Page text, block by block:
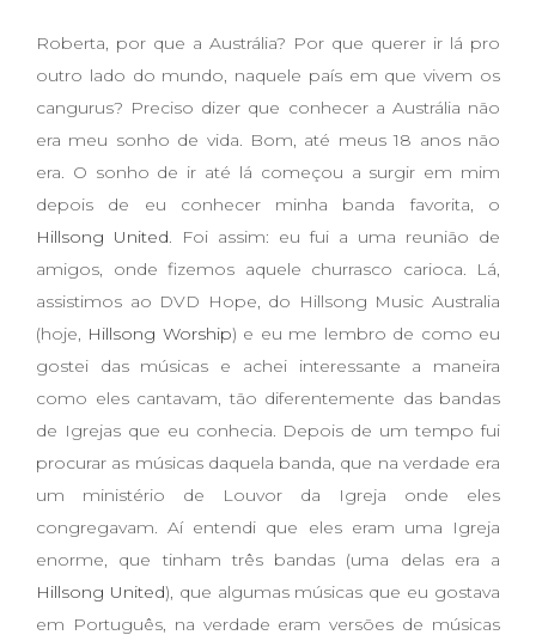
Roberta, por que a Austrália? Por que querer ir lá pro
outro lado do mundo, naquele país em que vivem os
cangurus? Preciso dizer que conhecer a Austrália não
era meu sonho de vida. Bom, até meus 18 anos não
era. O sonho de ir até lá começou a surgir em mim
depois de eu conhecer minha banda favorita, o
Hillsong United. Foi assim: eu fui a uma reunião de
amigos, onde fizemos aquele churrasco carioca. Lá,
assistimos ao DVD Hope, do Hillsong Music Australia
(hoje, Hillsong Worship) e eu me lembro de como eu
gostei das músicas e achei interessante a maneira
como eles cantavam, tão diferentemente das bandas
de Igrejas que eu conhecia. Depois de um tempo fui
procurar as músicas daquela banda, que na verdade era
um ministério de Louvor da Igreja onde eles
congregavam. Aí entendi que eles eram uma Igreja
enorme, que tinham três bandas (uma delas era a
Hillsong United), que algumas músicas que eu gostava
em Português, na verdade eram versões de músicas